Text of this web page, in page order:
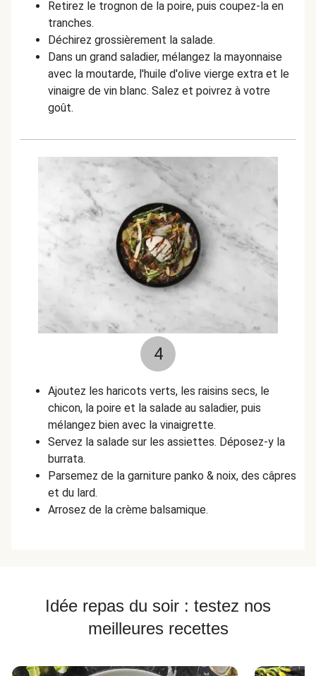
Retirez le trognon de la poire, puis coupez-la en
tranches.
Déchirez grossièrement la salade.
Dans un grand saladier, mélangez la mayonnaise
avec la moutarde, l'huile d'olive vierge extra et le
vinaigre de vin blanc. Salez et poivrez à votre
goût.
4
Ajoutez les haricots verts, les raisins secs, le
chicon, la poire et la salade au saladier, puis
mélangez bien avec la vinaigrette.
Servez la salade sur les assiettes. Déposez-y la
burrata.
Parsemez de la garniture panko & noix, des câpres
et du lard.
Arrosez de la crème balsamique.
Idée repas du soir : testez nos
meilleures recettes